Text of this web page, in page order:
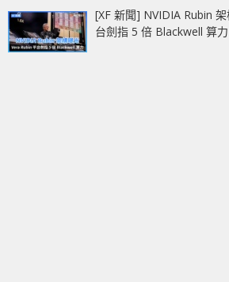
[XF 新聞] NVIDIA Rubin
台劍指 5 倍 Blackwell 算力